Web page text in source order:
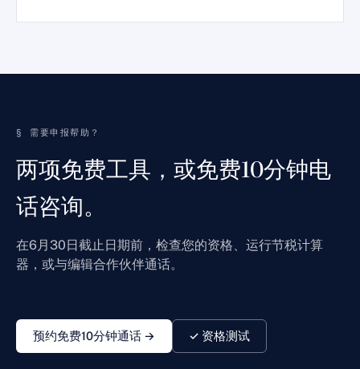
§ 需要申报帮助？
两项免费工具，或免费10分钟电
话咨询。
在6月30日截止日期前，检查您的资格、运行节税计算
器，或与编辑合作伙伴通话。
预约免费10分钟通话 → ✓ 资格测试